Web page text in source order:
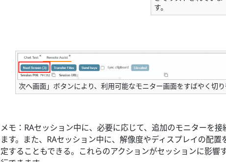
す。
次へ画面」ボタンにより、利用可能なモニター画面をすばやく切り
メモ：RAセッション中に、必要に応じて、追加のモニターを
ます。また、RAセッション中に、解像度やディスプレイの配
定することもできる。これらのアクションがセッションに影